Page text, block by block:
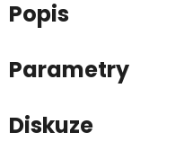
Popis
Parametry
Diskuze